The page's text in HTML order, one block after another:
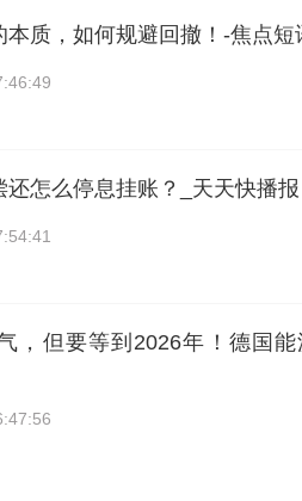
本质，如何规避回撤！-焦点短
还怎么停息挂账？_天天快播报
，但要等到2026年！德国